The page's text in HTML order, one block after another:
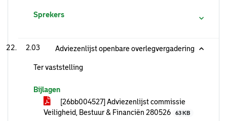
Sprekers
2.03 Adviezenlijst openbare overlegvergadering
Ter vaststelling
Bijlagen
[26bb004527] Adviezenlijst commissie
Veiligheid, Bestuur & Financiën 280526
63 KB